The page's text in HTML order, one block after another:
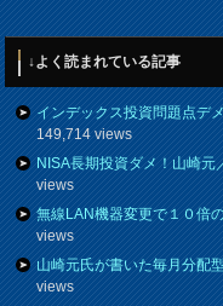
↓よく読まれている記事
インデックス投資問題点デ
149,714 views
NISA長期投資ダメ！山崎元
views
無線LAN機器変更で１０倍
views
山崎元氏が書いた毎月分配
views